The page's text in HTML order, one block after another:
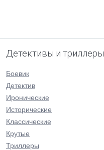
Детективы и триллеры
Боевик
Детектив
Иронические
Исторические
Классические
Крутые
Триллеры